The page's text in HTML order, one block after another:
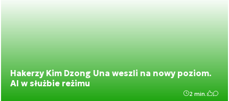
Hakerzy Kim Dzong Una weszli na nowy poziom.
AI w służbie reżimu
2 min.